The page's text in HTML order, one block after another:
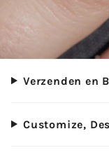
Verzenden en
Customize,